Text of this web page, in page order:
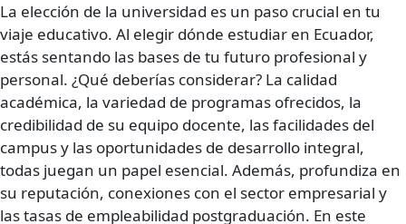
La elección de la universidad es un paso crucial en tu
viaje educativo. Al elegir dónde estudiar en Ecuador,
estás sentando las bases de tu futuro profesional y
personal. ¿Qué deberías considerar? La calidad
académica, la variedad de programas ofrecidos, la
credibilidad de su equipo docente, las facilidades del
campus y las oportunidades de desarrollo integral,
todas juegan un papel esencial. Además, profundiza en
su reputación, conexiones con el sector empresarial y
las tasas de empleabilidad postgraduación. En este